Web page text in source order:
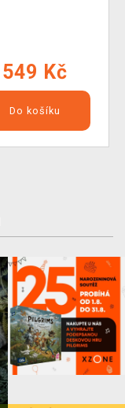
549 Kč
Do košíku